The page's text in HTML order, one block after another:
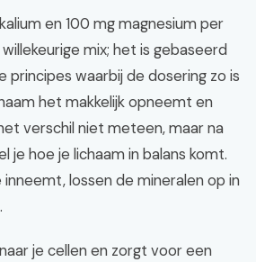
en 100 mg magnesium per
mix; het is gebaseerd
principes waarbij de dosering zo is
het makkelijk opneemt en
verschil niet meteen, maar na
je hoe je lichaam in balans komt.
inneemt, lossen de mineralen op in
je cellen en zorgt voor een